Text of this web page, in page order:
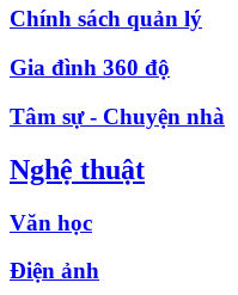
Chính sách quản lý
Gia đình 360 độ
Tâm sự - Chuyện nhà
Nghệ thuật
Văn học
Điện ảnh